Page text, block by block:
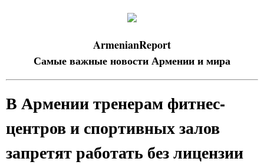
ArmenianReport
Самые важные новости Армении и мира
В Армении тренерам фитнес-
центров и спортивных залов
запретят работать без лицензии